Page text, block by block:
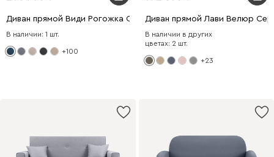
Диван прямой Види Рогожка Синий
В наличии: 1 шт.
+100
Диван прямой Лави Велюр
В наличии в других
цветах: 2 шт.
+23